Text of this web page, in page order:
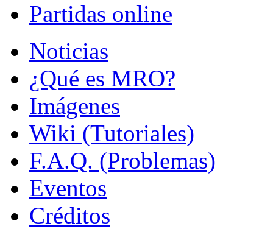
Partidas online
Noticias
¿Qué es MRO?
Imágenes
Wiki (Tutoriales)
F.A.Q. (Problemas)
Eventos
Créditos